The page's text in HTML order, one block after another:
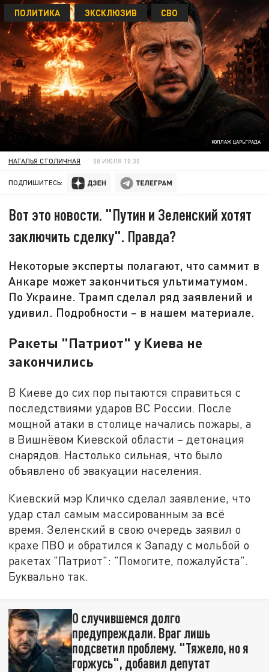
КОЛЛАЖ ЦАРЬГРАДА
ПОЛИТИКА ЭКСКЛЮЗИВ СВО
НАТАЛЬЯ СТОЛИЧНАЯ 08 ИЮЛЯ 10:30
ПОДПИШИТЕСЬ:
Вот это новости. "Путин и Зеленский хотят
заключить сделку". Правда?
Некоторые эксперты полагают, что саммит в
Анкаре может закончиться ультиматумом.
По Украине. Трамп сделал ряд заявлений и
удивил. Подробности – в нашем материале.
Ракеты "Патриот" у Киева не
закончились
В Киеве до сих пор пытаются справиться с
последствиями ударов ВС России. После
мощной атаки в столице начались пожары, а
в Вишнёвом Киевской области – детонация
снарядов. Настолько сильная, что было
объявлено об эвакуации населения.
Киевский мэр Кличко сделал заявление, что
удар стал самым массированным за всё
время. Зеленский в свою очередь заявил о
крахе ПВО и обратился к Западу с мольбой о
ракетах "Патриот": "Помогите, пожалуйста".
Буквально так.
О случившемся долго
предупреждали. Враг лишь
подсветил проблему. "Тяжело, но я
горжусь", добавил депутат